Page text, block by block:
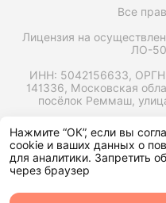
Все
Лицензия на
ЛО-
ИНН: 5042156633,
141336, Московская
посёлок Реммаш,
Запрос
Нажмите “ОК”, если вы
cookie и ваших данных о
для аналитики. Запретить
через браузер